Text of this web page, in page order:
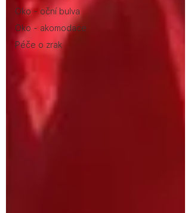
Oko - oční bulva
Oko - akomodace
Péče o zrak